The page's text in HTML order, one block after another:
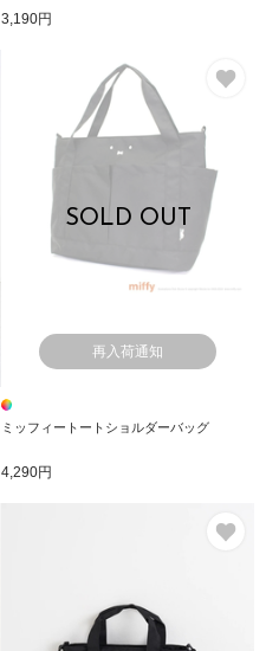
3,190円
SOLD OUT
再入荷通知
ミッフィートートショルダーバッグ
4,290円